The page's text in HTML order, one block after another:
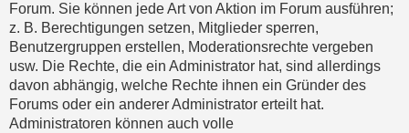
Forum. Sie können jede Art von Aktion im Forum ausführen;
z. B. Berechtigungen setzen, Mitglieder sperren,
Benutzergruppen erstellen, Moderationsrechte vergeben
usw. Die Rechte, die ein Administrator hat, sind allerdings
davon abhängig, welche Rechte ihnen ein Gründer des
Forums oder ein anderer Administrator erteilt hat.
Administratoren können auch volle